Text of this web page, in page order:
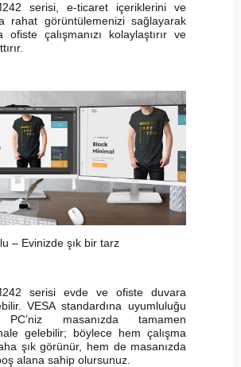
serisi, e-ticaret içeriklerini ve
rahat görüntülemenizi sağlayarak
çalışmanızı kolaylaştırır ve
– Evinizde şık bir tarz
serisi evde ve ofiste duvara
VESA standardına uyumluluğu
PC’niz masanızda tamamen
gelebilir; böylece hem çalışma
şık görünür, hem de masanızda
alana sahip olursunuz.